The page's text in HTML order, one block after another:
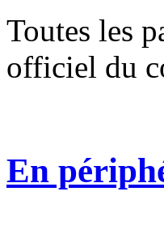
Toutes les
officiel du
En